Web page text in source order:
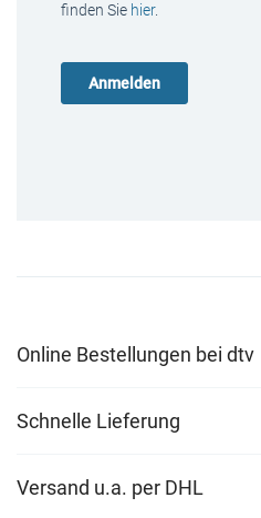
finden Sie hier.
Online Bestellungen bei dtv
Schnelle Lieferung
Versand u.a. per DHL